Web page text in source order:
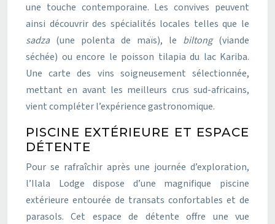
une touche contemporaine. Les convives peuvent
ainsi découvrir des spécialités locales telles que le
sadza (une polenta de maïs), le biltong (viande
séchée) ou encore le poisson tilapia du lac Kariba.
Une carte des vins soigneusement sélectionnée,
mettant en avant les meilleurs crus sud-africains,
vient compléter l’expérience gastronomique.
PISCINE EXTÉRIEURE ET ESPACE
DÉTENTE
Pour se rafraîchir après une journée d’exploration,
l’Ilala Lodge dispose d’une magnifique piscine
extérieure entourée de transats confortables et de
parasols. Cet espace de détente offre une vue